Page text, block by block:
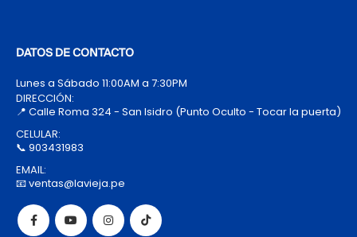
DATOS DE CONTACTO
Lunes a Sábado 11:00AM a 7:30PM
DIRECCIÓN:
📍 Calle Roma 324 - San Isidro (Punto Oculto - Tocar la puerta)
CELULAR:
📞 903431983
EMAIL:
📧 ventas@lavieja.pe